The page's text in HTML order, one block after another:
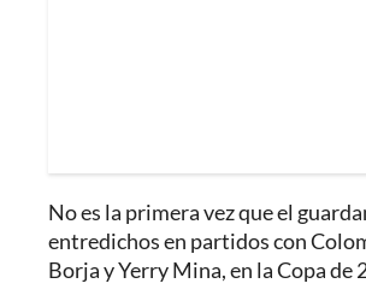
No es la primera vez que el
entredichos en partidos con
Borja y Yerry Mina, en la Copa de